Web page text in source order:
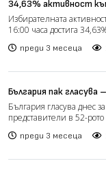
34,63% активност
на ЦИК: сериозен
предишния вот
Избирателната
16:00 часа достига
преди 3 месеца
България пак
рия парламент
България гласува днес
представители в 52-
преди 3 месеца